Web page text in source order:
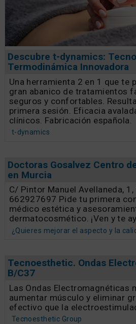
Descubre t-dynamics:
Termodinámica Innovadora
Una herramienta 2 en 1 que te
gran abanico de tratamientos
seguros y confortables.
primera sesión. Eficacia
clínicos. Fabricación española.
t-dynamics
Doctoras Gosalvez Centro
en Murcia
C/ Pintor Manuel Avellaneda,
662927697 Pide tu primera
médico estética y
dermatocosmético. ¡Ven y te
¿Quieres mejorar el aspecto y la
Tecnoesthetic. Ondas
B/C37
Las Ondas Electromagnéticas
aumentar músculo y eliminar
efectivo que la
Tecnoesthetic Group